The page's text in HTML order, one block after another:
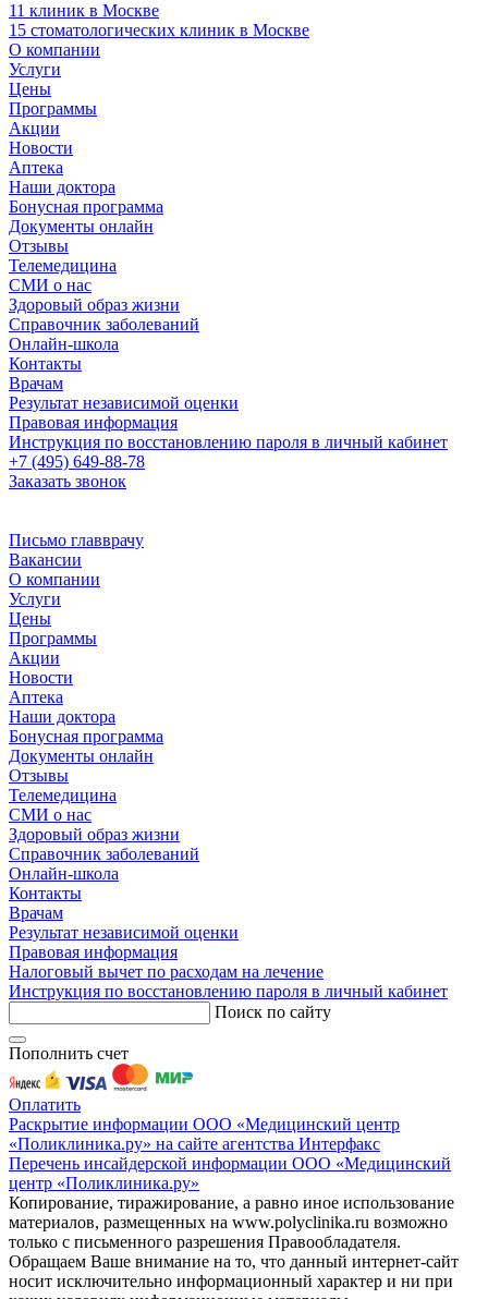
11 клиник в Москве
15 стоматологических клиник в Москве
О компании
Услуги
Цены
Программы
Акции
Новости
Аптека
Наши доктора
Бонусная программа
Документы онлайн
Отзывы
Телемедицина
СМИ о нас
Здоровый образ жизни
Справочник заболеваний
Онлайн-школа
Контакты
Врачам
Результат независимой оценки
Правовая информация
Инструкция по восстановлению пароля в личный кабинет
+7 (495) 649-88-78
Заказать звонок
Письмо главврачу
Вакансии
О компании
Услуги
Цены
Программы
Акции
Новости
Аптека
Наши доктора
Бонусная программа
Документы онлайн
Отзывы
Телемедицина
СМИ о нас
Здоровый образ жизни
Справочник заболеваний
Онлайн-школа
Контакты
Врачам
Результат независимой оценки
Правовая информация
Налоговый вычет по расходам на лечение
Инструкция по восстановлению пароля в личный кабинет
Поиск по сайту
Пополнить счет
Оплатить
Раскрытие информации ООО «Медицинский центр
«Поликлиника.ру» на сайте агентства Интерфакс
Перечень инсайдерской информации ООО «Медицинский
центр «Поликлиника.ру»
Копирование, тиражирование, а равно иное использование
материалов, размещенных на www.polyclinika.ru возможно
только с письменного разрешения Правообладателя.
Обращаем Ваше внимание на то, что данный интернет-сайт
носит исключительно информационный характер и ни при